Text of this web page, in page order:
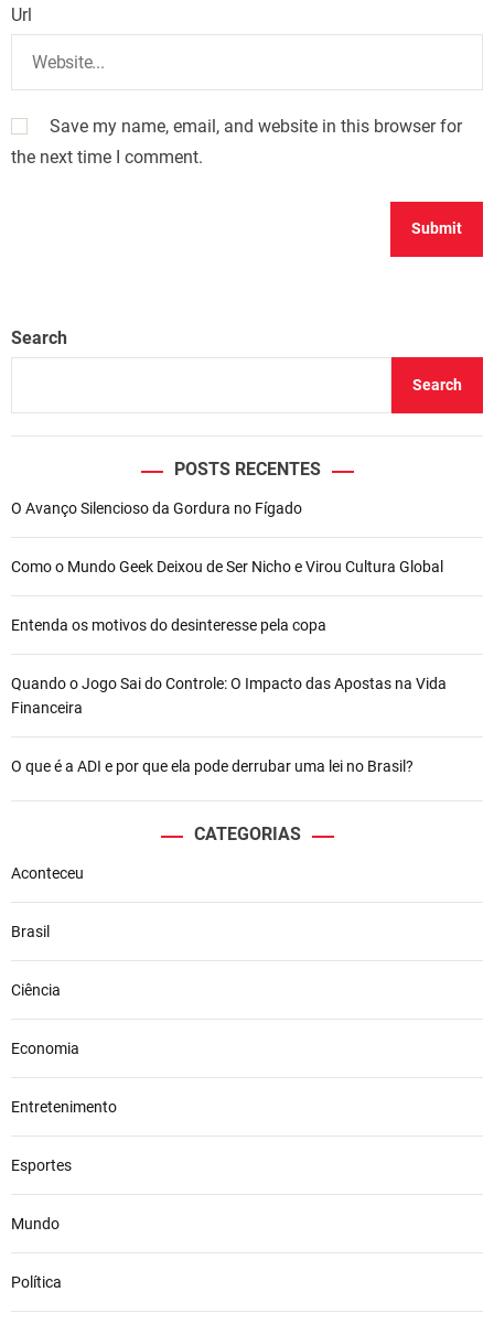
Url
Save my name, email, and website in this browser for
the next time I comment.
Search
Search
POSTS RECENTES
O Avanço Silencioso da Gordura no Fígado
Como o Mundo Geek Deixou de Ser Nicho e Virou Cultura Global
Entenda os motivos do desinteresse pela copa
Quando o Jogo Sai do Controle: O Impacto das Apostas na Vida
Financeira
O que é a ADI e por que ela pode derrubar uma lei no Brasil?
CATEGORIAS
Aconteceu
Brasil
Ciência
Economia
Entretenimento
Esportes
Mundo
Política